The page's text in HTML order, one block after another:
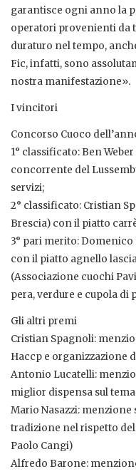
garantisce ogni anno la
operatori provenienti da
duraturo nel tempo,
Fic, infatti, sono
nostra manifestazione».
I vincitori
Concorso Cuoco
1° classificato: Ben
concorrente del
servizi;
2° classificato: Cristian
Brescia) con il piatto
3° pari merito:
con il piatto agnello
(Associazione cuochi
pera, verdure e cupola di
Gli altri premi
Cristian Spagnoli:
Haccp e organizzazione
Antonio Lucatelli:
miglior dispensa sul
Mario Nasazzi:
tradizione nel rispetto
Paolo Cangi)
Alfredo Barone: